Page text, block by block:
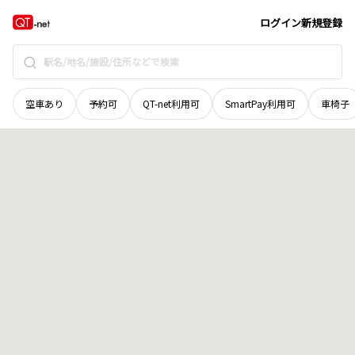
ログイン新規登録
空車あり 予約可 QT-net利用可 SmartPay利用可 車椅子
北海道